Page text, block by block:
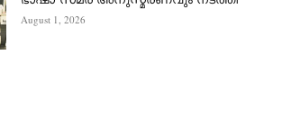
August 1, 2026